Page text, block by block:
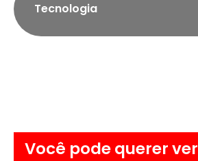
Tecnologia
Você pode querer ver